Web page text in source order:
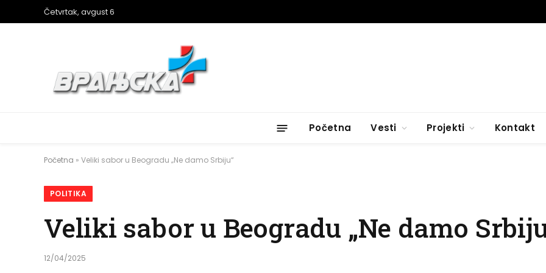
Četvrtak, avgust 6
Početna Vesti Projekti Kontakt
Početna » Veliki sabor u Beogradu „Ne damo Srbiju“
POLITIKA
Veliki sabor u Beogradu „Ne damo
12/04/2025